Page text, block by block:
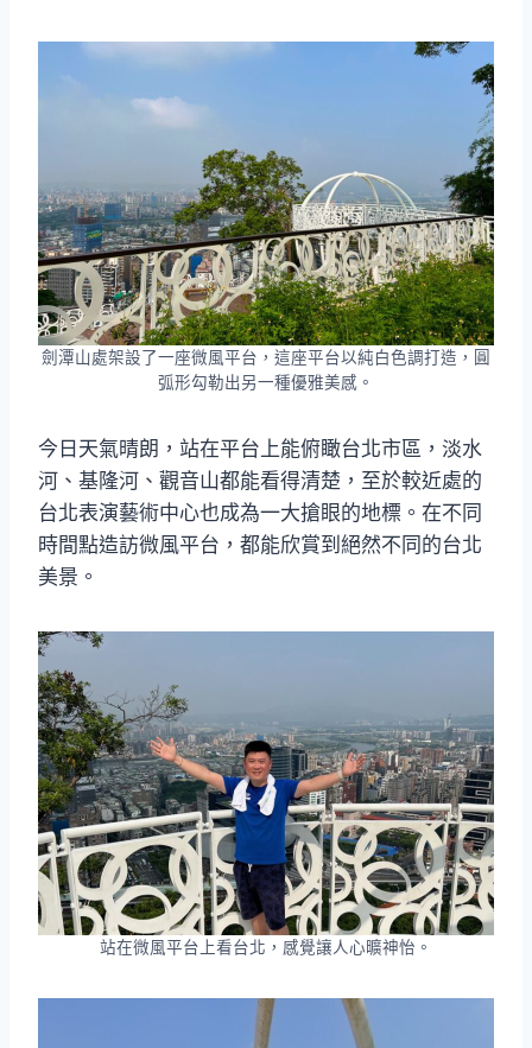
劍潭山處架設了一座微風平台，這座平台以純白色調打造，圓
弧形勾勒出另一種優雅美感。
今日天氣晴朗，站在平台上能俯瞰台北市區，淡水
河、基隆河、觀音山都能看得清楚，至於較近處的
台北表演藝術中心也成為一大搶眼的地標。在不同
時間點造訪微風平台，都能欣賞到絕然不同的台北
美景。
站在微風平台上看台北，感覺讓人心曠神怡。